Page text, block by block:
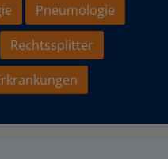
Pneumologie
Rechtssplitter